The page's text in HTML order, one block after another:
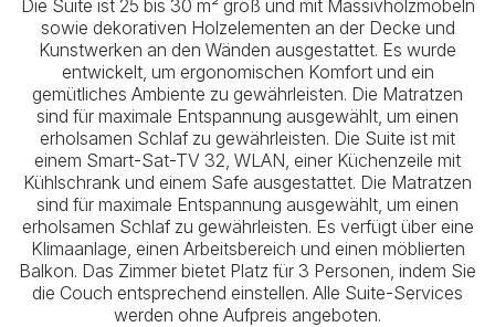
Die Suite ist 25 bis 30 m² groß und mit Massivholzmöbeln
sowie dekorativen Holzelementen an der Decke und
Kunstwerken an den Wänden ausgestattet. Es wurde
entwickelt, um ergonomischen Komfort und ein
gemütliches Ambiente zu gewährleisten. Die Matratzen
sind für maximale Entspannung ausgewählt, um einen
erholsamen Schlaf zu gewährleisten. Die Suite ist mit
einem Smart-Sat-TV 32, WLAN, einer Küchenzeile mit
Kühlschrank und einem Safe ausgestattet. Die Matratzen
sind für maximale Entspannung ausgewählt, um einen
erholsamen Schlaf zu gewährleisten. Es verfügt über eine
Klimaanlage, einen Arbeitsbereich und einen möblierten
Balkon. Das Zimmer bietet Platz für 3 Personen, indem Sie
die Couch entsprechend einstellen. Alle Suite-Services
werden ohne Aufpreis angeboten.